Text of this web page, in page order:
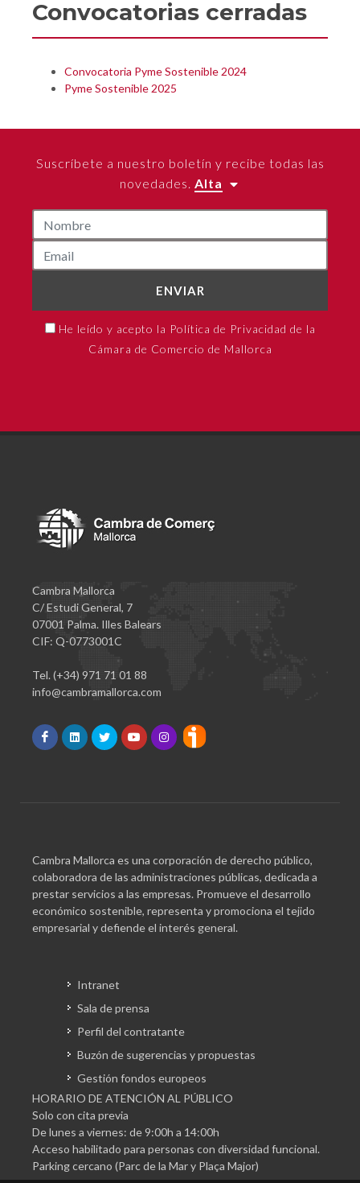
Convocatorias cerradas
Convocatoria Pyme Sostenible 2024
Pyme Sostenible 2025
Suscríbete a nuestro boletín y recibe todas las
novedades. Alta
ENVIAR
He leído y acepto la Política de Privacidad de la
Cámara de Comercio de Mallorca
Cambra Mallorca
C/ Estudi General, 7
07001 Palma. Illes Balears
CIF: Q-0773001C
Tel. (+34) 971 71 01 88
info@cambramallorca.com
Cambra Mallorca es una corporación de derecho público,
colaboradora de las administraciones públicas, dedicada a
prestar servicios a las empresas. Promueve el desarrollo
económico sostenible, representa y promociona el tejido
empresarial y defiende el interés general.
Intranet
Sala de prensa
Perfil del contratante
Buzón de sugerencias y propuestas
Gestión fondos europeos
HORARIO DE ATENCIÓN AL PÚBLICO
Solo con cita previa
De lunes a viernes: de 9:00h a 14:00h
Acceso habilitado para personas con diversidad funcional.
Parking cercano (Parc de la Mar y Plaça Major)